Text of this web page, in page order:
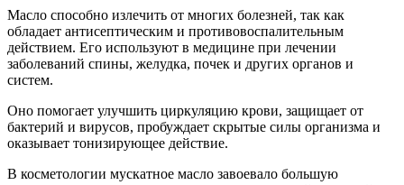
Масло способно излечить от многих болезней, так как
обладает антисептическим и противовоспалительным
действием. Его используют в медицине при лечении
заболеваний спины, желудка, почек и других органов и
систем.
Оно помогает улучшить циркуляцию крови, защищает от
бактерий и вирусов, пробуждает скрытые силы организма и
оказывает тонизирующее действие.
В косметологии мускатное масло завоевало большую